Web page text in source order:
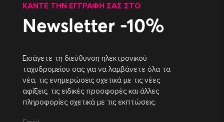
ΚΆΝΤΕ ΤΗΝ ΕΓΓΡΑΦΉ ΣΑΣ ΣΤΟ
Newsletter -10%
Εισάγετε τη διεύθυνση ηλεκτρονικού
ταχυδρομείου σας για να λαμβάνετε όλα τα
νέα, τις ενημερώσεις σχετικά με τις νέες
αφίξεις, τις ειδικές προσφορές και άλλες
πληροφορίες σχετικά με τις εκπτώσεις.